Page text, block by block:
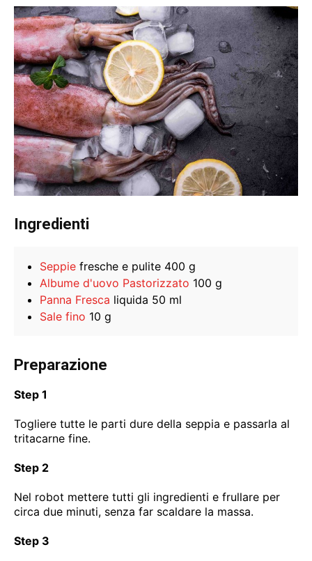
Ingredienti
Seppie fresche e pulite 400 g
Albume d'uovo Pastorizzato 100 g
Panna Fresca liquida 50 ml
Sale fino 10 g
Preparazione
Step 1
Togliere tutte le parti dure della seppia e passarla al
tritacarne fine.
Step 2
Nel robot mettere tutti gli ingredienti e frullare per
circa due minuti, senza far scaldare la massa.
Step 3